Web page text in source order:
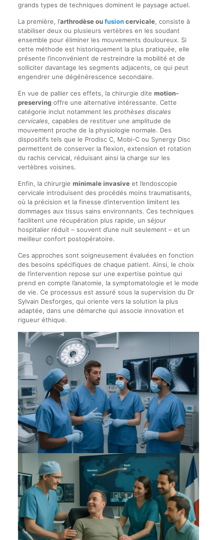
grands types de techniques dominent le paysage actuel.
La première, l’arthrodèse oufusioncervicale, consiste à
stabiliser deux ou plusieurs vertèbres en les soudant
ensemble pour éliminer les mouvements douloureux. Si
cette méthode est historiquement la plus pratiquée, elle
présente l’inconvénient de restreindre la mobilité et de
solliciter davantage les segments adjacents, ce qui peut
engendrer une dégénérescence secondaire.
En vue de pallier ces effets, la chirurgie dite motion-
preservingoffre une alternative intéressante. Cette
catégorie inclut notamment les prothèses discales
cervicales, capables de restituer une amplitude de
mouvement proche de la physiologie normale. Des
dispositifs tels que le Prodisc C, Mobi-C ou Synergy Disc
permettent de conserver la flexion, extension et rotation
du rachis cervical, réduisant ainsi la charge sur les
vertèbres voisines.
Enfin, la chirurgie minimale invasiveet l’endoscopie
cervicale introduisent des procédés moins traumatisants,
où la précision et la finesse d’intervention limitent les
dommages aux tissus sains environnants. Ces techniques
facilitent une récupération plus rapide, un séjour
hospitalier réduit – souvent d’une nuit seulement – et un
meilleur confort postopératoire.
Ces approches sont soigneusement évaluées en fonction
des besoins spécifiques de chaque patient. Ainsi, le choix
de l’intervention repose sur une expertise pointue qui
prend en compte l’anatomie, la symptomatologie et le mode
de vie. Ce processus est assuré sous la supervision du Dr
Sylvain Desforges, qui oriente vers la solution la plus
adaptée, dans une démarche qui associe innovation et
rigueur éthique.